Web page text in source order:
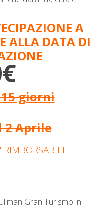
A
ALLA DATA DI
giorni
2 Aprile
Gran Turismo in